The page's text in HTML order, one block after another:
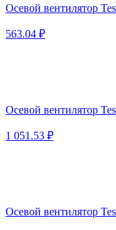
Осевой вентилятор
563.04 ₽
Осевой вентилятор
1 051.53 ₽
Осевой вентилятор